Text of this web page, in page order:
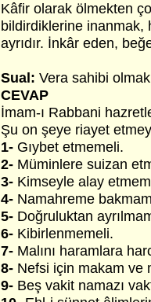
Kâfir olarak ölmekten
bildirdiklerine inanmak,
ayrıdır. İnkâr eden,
Sual: Vera sahibi
CEVAP
İmam-ı Rabbani
Şu on şeye riayet
1- Gıybet etmemeli.
2- Müminlere suizan
3- Kimseyle alay
4- Namahreme
5- Doğruluktan
6- Kibirlenmemeli.
7- Malını haramlara
8- Nefsi için makam ve
9- Beş vakit namazı